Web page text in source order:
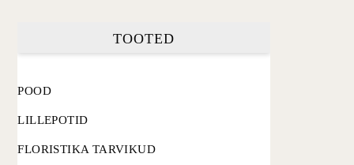
TOOTED
POOD
LILLEPOTID
FLORISTIKA TARVIKUD